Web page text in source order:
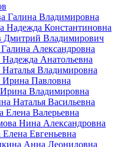
Галина Владимировна
Надежда Константиновна
Дмитрий Владимирович
Александровна
Анатольевна
Владимировна
Ирина Павловна
Владимировна
Наталья Васильевна
Елена Валерьевна
Нина Александровна
Евгеньевна
Анна Леонидовна